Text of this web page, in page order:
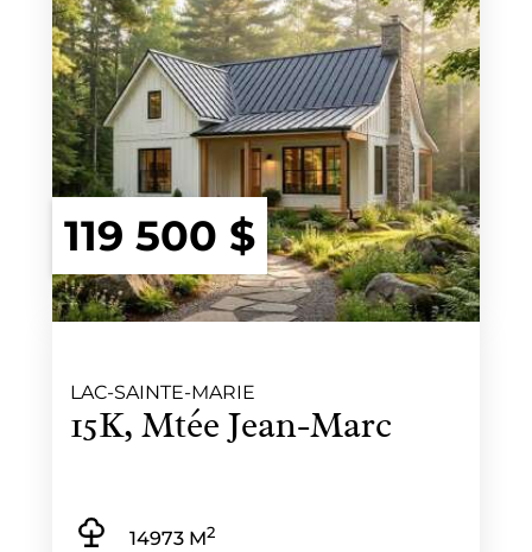
119 500 $
LAC-SAINTE-MARIE
15K, Mtée Jean-Marc
14973 M2